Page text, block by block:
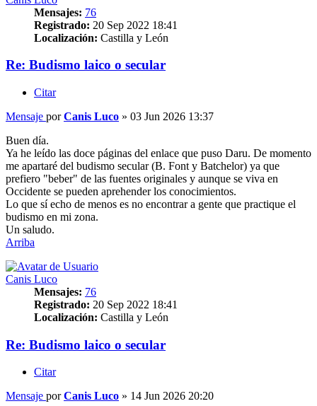
Mensajes: 76
Registrado: 20 Sep 2022 18:41
Localización: Castilla y León
Re: Budismo laico o secular
Citar
Mensaje porCanis Luco » 03 Jun 2026 13:37
Buen día.
Ya he leído las doce páginas del enlace que puso Daru. De momento
me apartaré del budismo secular (B. Font y Batchelor) ya que
prefiero "beber" de las fuentes originales y aunque se viva en
Occidente se pueden aprehender los conocimientos.
Lo que sí echo de menos es no encontrar a gente que practique el
budismo en mi zona.
Un saludo.
Arriba
Canis Luco
Mensajes: 76
Registrado: 20 Sep 2022 18:41
Localización: Castilla y León
Re: Budismo laico o secular
Citar
Mensaje porCanis Luco » 14 Jun 2026 20:20